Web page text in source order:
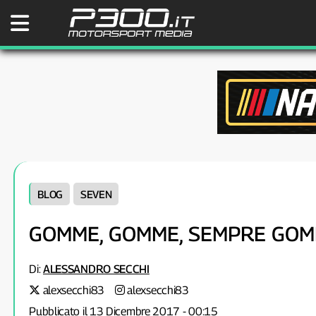
BLOG SEVEN
GOMME, GOMME, SEMPRE
Di:ALESSANDRO SECCHI
alexsecchi83
alexsecchi83
Pubblicato il 13 Dicembre 2017 - 00:15